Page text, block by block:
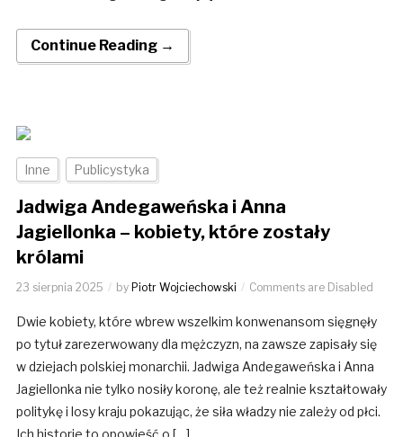
Continue Reading →
Inne Publicystyka
Jadwiga Andegaweńska i Anna
Jagiellonka – kobiety, które zostały
królami
23 sierpnia 2025 by Piotr Wojciechowski Comments are Disabled
Dwie kobiety, które wbrew wszelkim konwenansom sięgnęły
po tytuł zarezerwowany dla mężczyzn, na zawsze zapisały się
w dziejach polskiej monarchii. Jadwiga Andegaweńska i Anna
Jagiellonka nie tylko nosiły koronę, ale też realnie kształtowały
politykę i losy kraju pokazując, że siła władzy nie zależy od płci.